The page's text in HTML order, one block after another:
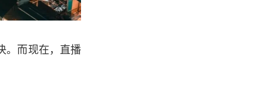
。而现在，直播